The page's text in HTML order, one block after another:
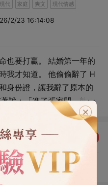
現代 家庭 爽文 現代情感
2/23 16:14:08
也要打贏。 結婚第一年的
我才知道。 他偷偷辭了 H
身份證，讓我辭了原本的
說：「進了張家門，就得
老婆都管不住，算什麼男
鬧就收拾你！」 我轉身進
是要看看，到底是誰收拾
和求饒聲，響徹了整個樓
查看評論